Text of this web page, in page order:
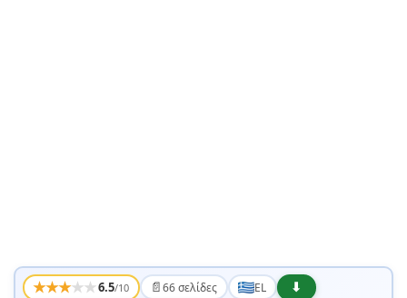
★★★★★6.5/10 📄66 σελίδες EL
⬇